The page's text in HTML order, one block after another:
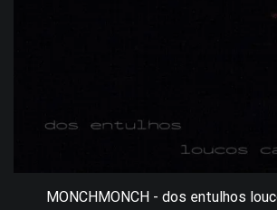
MONCHMONCH - dos entulhos